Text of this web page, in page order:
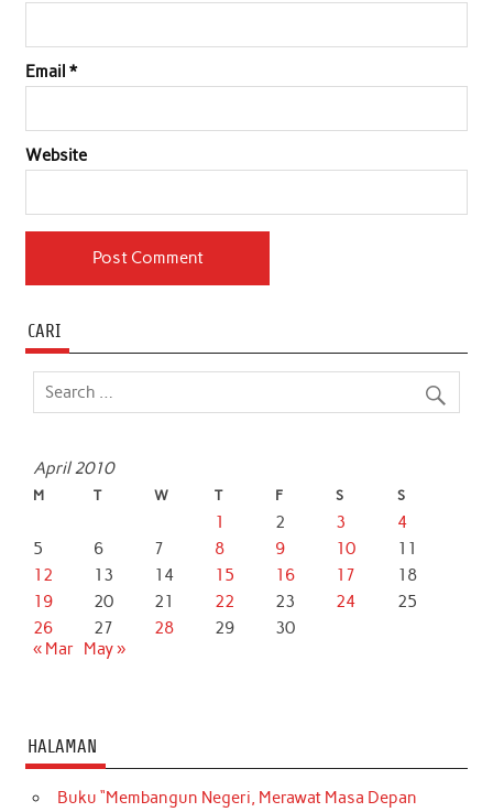
Email *
Website
CARI
April 2010
M T W T F S S
1 2 3
4
5
6 7 8 9 10
11
12
13 14 15 16 17
18
19
20 21 22 23 24
25
26
27 28 29
30
« Mar
May »
HALAMAN
Buku “Membangun Negeri, Merawat Masa Depan